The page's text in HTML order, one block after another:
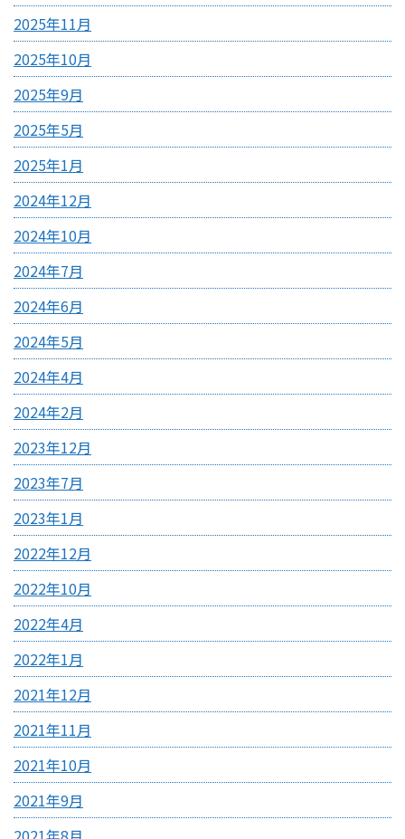
2025年11月
2025年10月
2025年9月
2025年5月
2025年1月
2024年12月
2024年10月
2024年7月
2024年6月
2024年5月
2024年4月
2024年2月
2023年12月
2023年7月
2023年1月
2022年12月
2022年10月
2022年4月
2022年1月
2021年12月
2021年11月
2021年10月
2021年9月